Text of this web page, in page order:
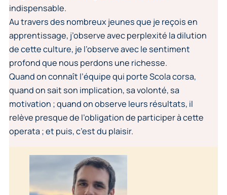
indispensable.
Au travers des nombreux jeunes que je reçois en
apprentissage, j’observe avec perplexité la dilution
de cette culture, je l’observe avec le sentiment
profond que nous perdons une richesse.
Quand on connaît l’équipe qui porte Scola corsa,
quand on sait son implication, sa volonté, sa
motivation ; quand on observe leurs résultats, il
relève presque de l’obligation de participer à cette
operata ; et puis, c’est du plaisir.